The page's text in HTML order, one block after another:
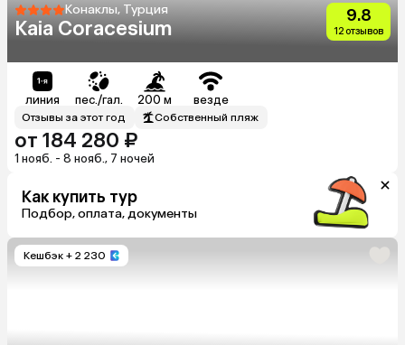
Конаклы, Турция
Kaia Coracesium
9.8
12 отзывов
линия пес./гал. 200 м везде
Отзывы за этот год Собственный пляж
от 184 280 ₽
1 нояб. - 8 нояб., 7 ночей
Как купить тур
Подбор, оплата, документы
Кешбэк + 2 230